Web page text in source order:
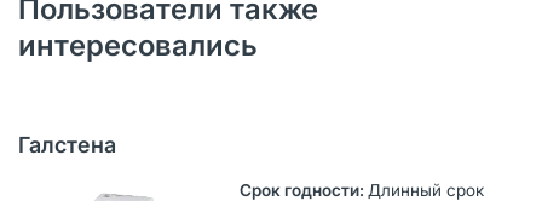
Пользователи также
интересовались
Галстена
Длинный срок